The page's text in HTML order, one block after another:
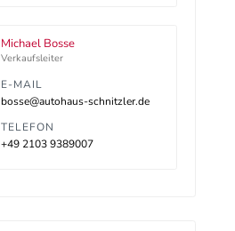
Michael Bosse
Verkaufsleiter
E-MAIL
bosse@autohaus-schnitzler.de
TELEFON
+49 2103 9389007